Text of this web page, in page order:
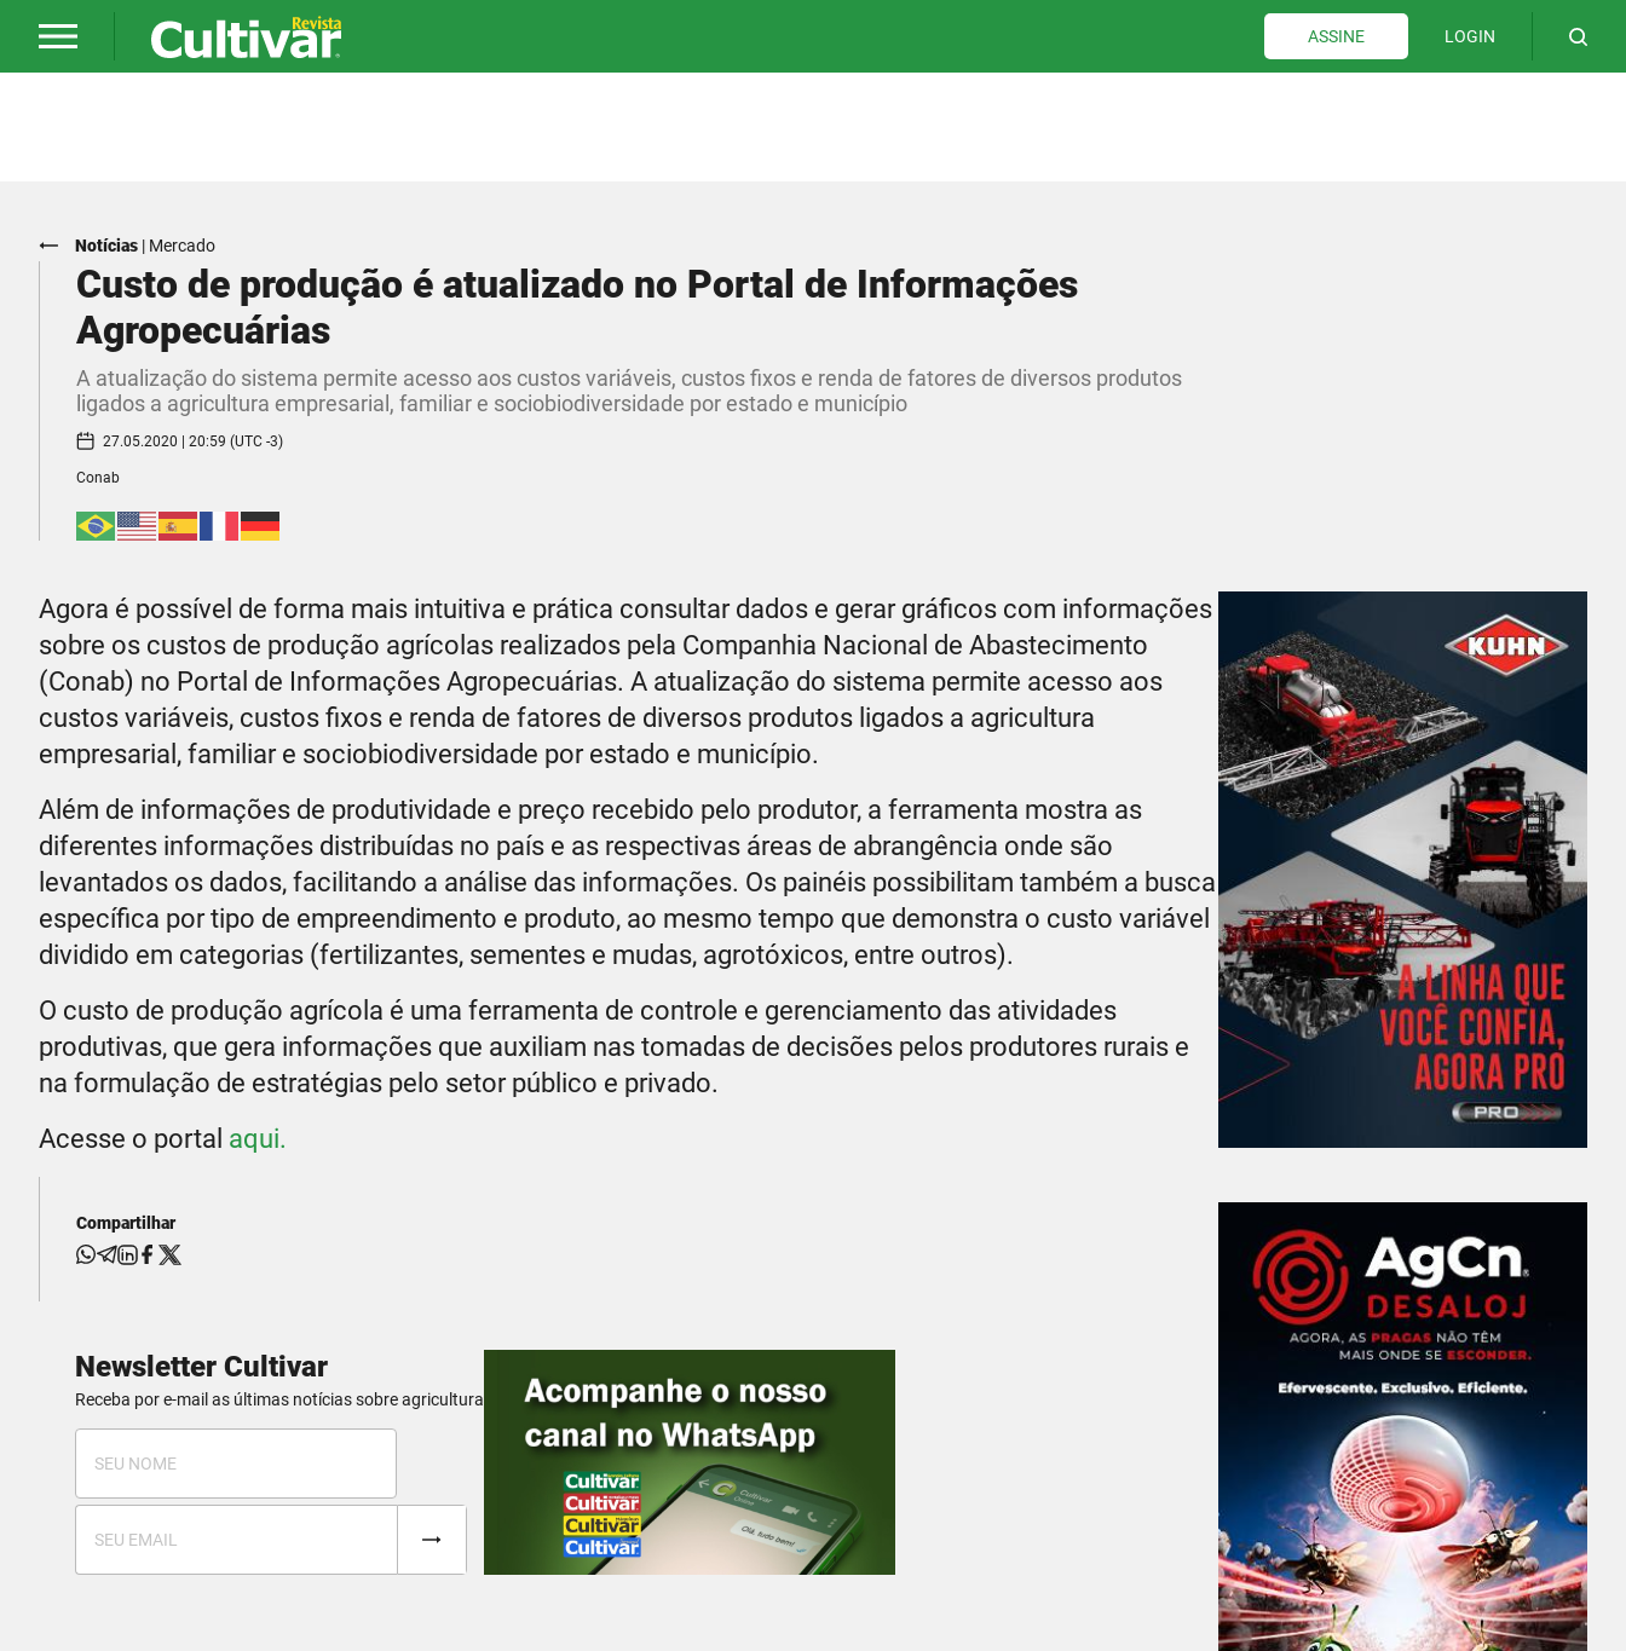
ASSINE LOGIN
Notícias | Mercado
Custo de produção é atualizado no Portal de Informações
Agropecuárias
A atualização do sistema permite acesso aos custos variáveis, custos fixos e renda de fatores de diversos produtos
ligados a agricultura empresarial, familiar e sociobiodiversidade por estado e município
27.05.2020 | 20:59 (UTC -3)
Conab
Agora é possível de forma mais intuitiva e prática consultar dados e gerar gráficos com informações
sobre os custos de produção agrícolas realizados pela Companhia Nacional de Abastecimento
(Conab) no Portal de Informações Agropecuárias. A atualização do sistema permite acesso aos
custos variáveis, custos fixos e renda de fatores de diversos produtos ligados a agricultura
empresarial, familiar e sociobiodiversidade por estado e município.
Além de informações de produtividade e preço recebido pelo produtor, a ferramenta mostra as
diferentes informações distribuídas no país e as respectivas áreas de abrangência onde são
levantados os dados, facilitando a análise das informações. Os painéis possibilitam também a busca
específica por tipo de empreendimento e produto, ao mesmo tempo que demonstra o custo variável
dividido em categorias (fertilizantes, sementes e mudas, agrotóxicos, entre outros).
O custo de produção agrícola é uma ferramenta de controle e gerenciamento das atividades
produtivas, que gera informações que auxiliam nas tomadas de decisões pelos produtores rurais e
na formulação de estratégias pelo setor público e privado.
Acesse o portal aqui.
Compartilhar
Newsletter Cultivar
Receba por e-mail as últimas notícias sobre agricultura